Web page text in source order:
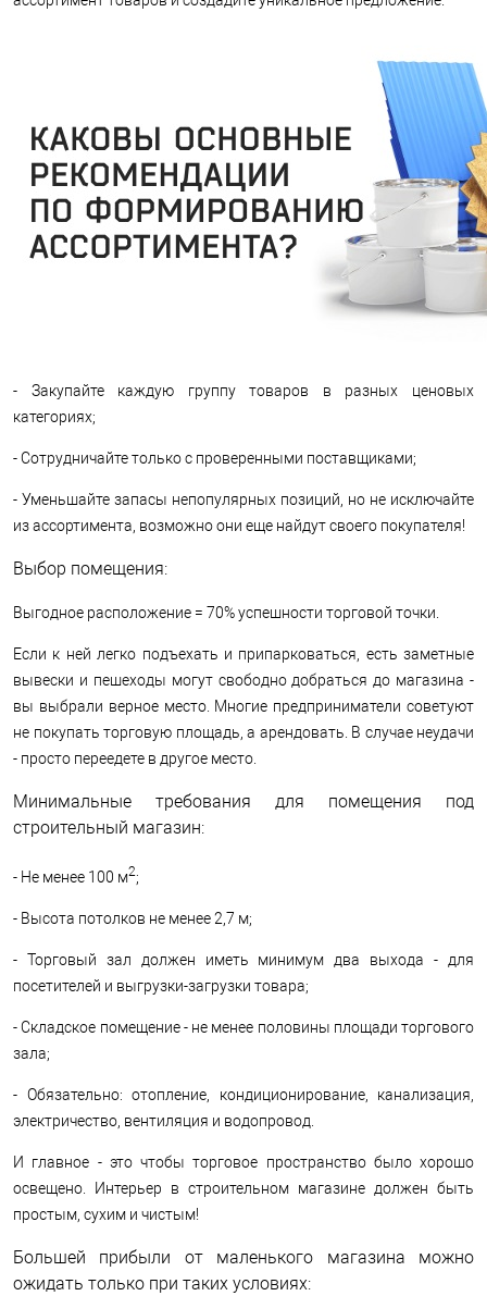
- Закупайте каждую группу товаров в разных ценовых
категориях;
- Сотрудничайте только с проверенными поставщиками;
- Уменьшайте запасы непопулярных позиций, но не исключайте
из ассортимента, возможно они еще найдут своего покупателя!
Выбор помещения:
Выгодное расположение = 70% успешности торговой точки.
Если к ней легко подъехать и припарковаться, есть заметные
вывески и пешеходы могут свободно добраться до магазина -
вы выбрали верное место. Многие предприниматели советуют
не покупать торговую площадь, а арендовать. В случае неудачи
- просто переедете в другое место.
Минимальные требования для помещения под
строительный магазин:
- Не менее 100 м2;
- Высота потолков не менее 2,7 м;
- Торговый зал должен иметь минимум два выхода - для
посетителей и выгрузки-загрузки товара;
- Складское помещение - не менее половины площади торгового
зала;
- Обязательно: отопление, кондиционирование, канализация,
электричество, вентиляция и водопровод.
И главное - это чтобы торговое пространство было хорошо
освещено. Интерьер в строительном магазине должен быть
простым, сухим и чистым!
Большей прибыли от маленького магазина можно
ожидать только при таких условиях: